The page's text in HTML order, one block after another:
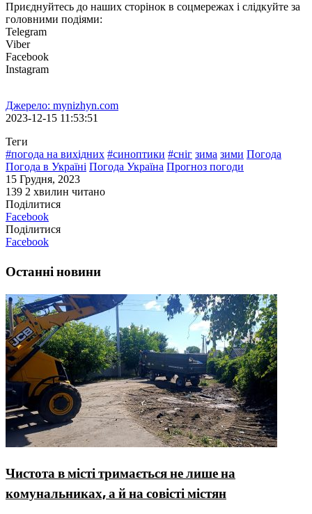
Приєднуйтесь до наших сторінок в соцмережах і слідкуйте за
головними подіями:
Telegram
Viber
Facebook
Instagram
Джерело: mynizhyn.com
2023-12-15 11:53:51
Теги
#погода на вихідних #синоптики #сніг зима зими Погода
Погода в Україні Погода Україна Прогноз погоди
15 Грудня, 2023
139 2 хвилин читано
Поділитися
Facebook
Поділитися
Facebook
Останні новини
Чистота в місті тримається не лише на
комунальниках, а й на совісті містян